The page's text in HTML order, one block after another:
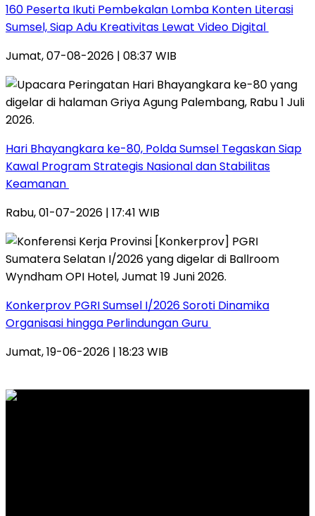
160 Peserta Ikuti Pembekalan Lomba Konten Literasi
Sumsel, Siap Adu Kreativitas Lewat Video Digital ‎
Jumat, 07-08-2026 | 08:37 WIB
Hari Bhayangkara ke-80, Polda Sumsel Tegaskan Siap
Kawal Program Strategis Nasional dan Stabilitas
Keamanan ‎
Rabu, 01-07-2026 | 17:41 WIB
Konkerprov PGRI Sumsel I/2026 Soroti Dinamika
Organisasi hingga Perlindungan Guru ‎
Jumat, 19-06-2026 | 18:23 WIB